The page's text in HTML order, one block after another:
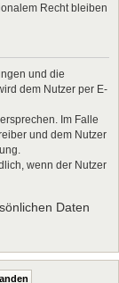
Recht bleiben
und die
dem Nutzer per E-
Im Falle
und dem Nutzer
wenn der Nutzer
Daten